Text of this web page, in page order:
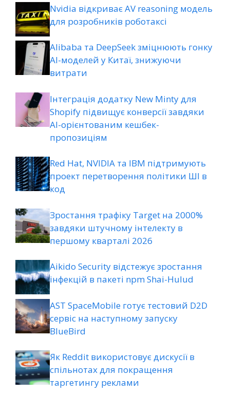
Nvidia відкриває AV reasoning модель
для розробників роботаксі
Alibaba та DeepSeek зміцнюють гонку
AI-моделей у Китаї, знижуючи
витрати
Інтеграція додатку New Minty для
Shopify підвищує конверсії завдяки
AI-орієнтованим кешбек-
пропозиціям
Red Hat, NVIDIA та IBM підтримують
проект перетворення політики ШІ в
код
Зростання трафіку Target на 2000%
завдяки штучному інтелекту в
першому кварталі 2026
Aikido Security відстежує зростання
інфекцій в пакеті npm Shai-Hulud
AST SpaceMobile готує тестовий D2D
сервіс на наступному запуску
BlueBird
Як Reddit використовує дискусії в
спільнотах для покращення
таргетингу реклами